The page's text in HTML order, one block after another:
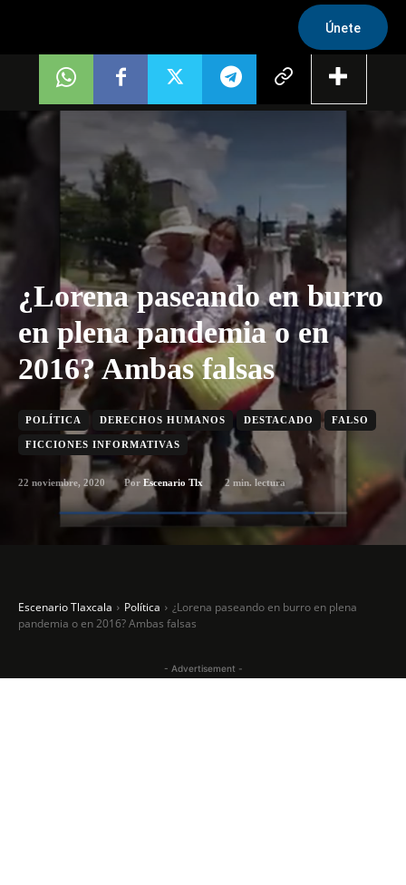
Únete
¿Lorena paseando en burro
en plena pandemia o en
2016? Ambas falsas
POLÍTICA DERECHOS HUMANOS DESTACADO FALSO
FICCIONES INFORMATIVAS
22 noviembre, 2020 Por Escenario Tlx 2 min. lectura
Escenario Tlaxcala Política
¿Lorena paseando en burro en plena
pandemia o en 2016? Ambas falsas
- Advertisement -